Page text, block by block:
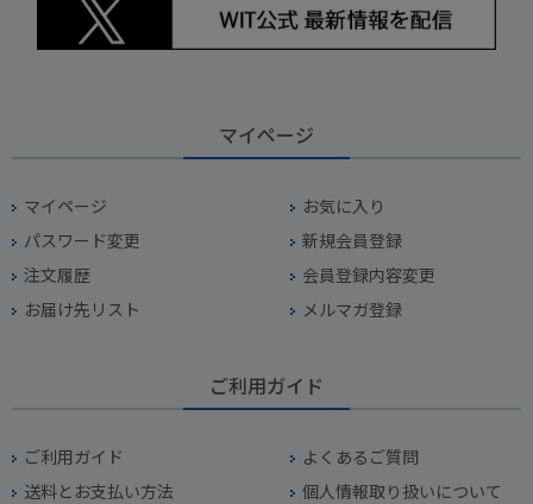
マイページ
マイページ
お気に入り
パスワード変更
新規会員登録
注文履歴
会員登録内容変更
お届け先リスト
メルマガ登録
ご利用ガイド
ご利用ガイド
よくあるご質問
送料とお支払い方法
個人情報取り扱いについて